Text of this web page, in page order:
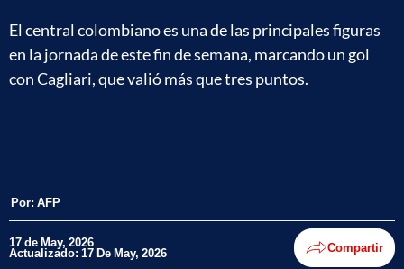
El central colombiano es una de las principales figuras
en la jornada de este fin de semana, marcando un gol
con Cagliari, que valió más que tres puntos.
Por: AFP
17 de May, 2026
Actualizado: 17 De May, 2026 Compartir